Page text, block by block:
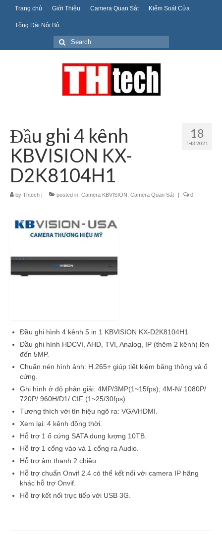
Trang chủ Giới Thiệu Camera Quan Sát Kiểm Soát Cửa
Tổng Đài Nội Bộ
Search
for:
18
TH3 2021
Đầu ghi 4 kênh
KBVISION KX-
D2K8104H1
by Thtech | posted in: Camera KBVISION Camera Quan Sát | 0
Đầu ghi hình 4 kênh 5 in 1 KBVISION KX-D2K8104H1
Đầu ghi hình HDCVI, AHD, TVI, Analog, IP (thêm 2 kênh) lên
đến 5MP.
Chuẩn nén hình ảnh: H.265+ giúp tiết kiệm băng thông và ổ
cứng.
Ghi hình ở độ phân giải: 4MP/3MP(1~15fps); 4M-N/ 1080P/
720P/ 960H/D1/ CIF (1~25/30fps).
Tương thích với tín hiệu ngõ ra: VGA/HDMI.
Xem lại: 4 kênh đồng thời.
Hỗ trợ 1 ổ cứng SATA dung lượng 10TB.
Hỗ trợ 1 cổng vào và 1 cổng ra Audio.
Hỗ trợ âm thanh 2 chiều.
Hỗ trợ chuẩn Onvif 2.4 có thể kết nối với camera IP hãng
khác hỗ trợ Onvif.
Hỗ trợ kết nối trực tiếp với USB 3G.